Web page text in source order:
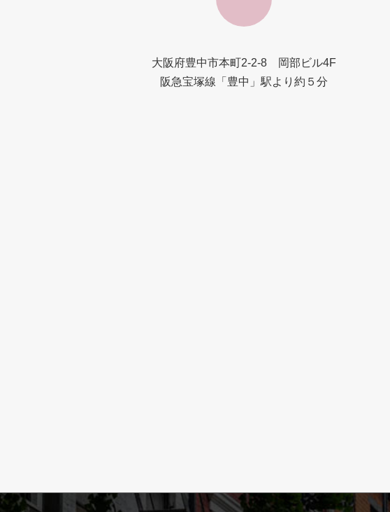
大阪府豊中市本町2-2-8 岡部ビル4F
阪急宝塚線「豊中」駅より約５分